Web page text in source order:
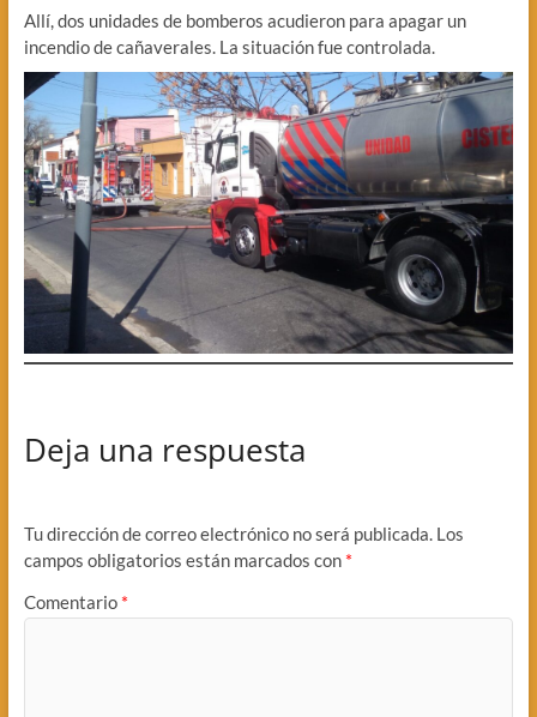
Allí, dos unidades de bomberos acudieron para apagar un
incendio de cañaverales. La situación fue controlada.
Deja una respuesta
Tu dirección de correo electrónico no será publicada. Los
campos obligatorios están marcados con *
Comentario *